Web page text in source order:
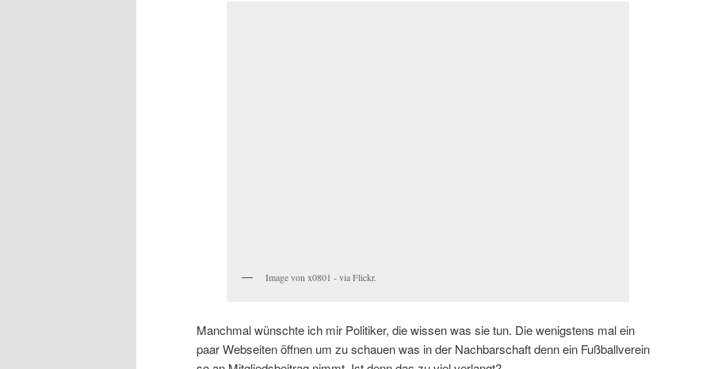
Image von x0801 - via Flickr.
Manchmal wünschte ich mir Politiker, die wissen was sie tun. Die wenigstens mal ein
paar Webseiten öffnen um zu schauen was in der Nachbarschaft denn ein Fußballverein